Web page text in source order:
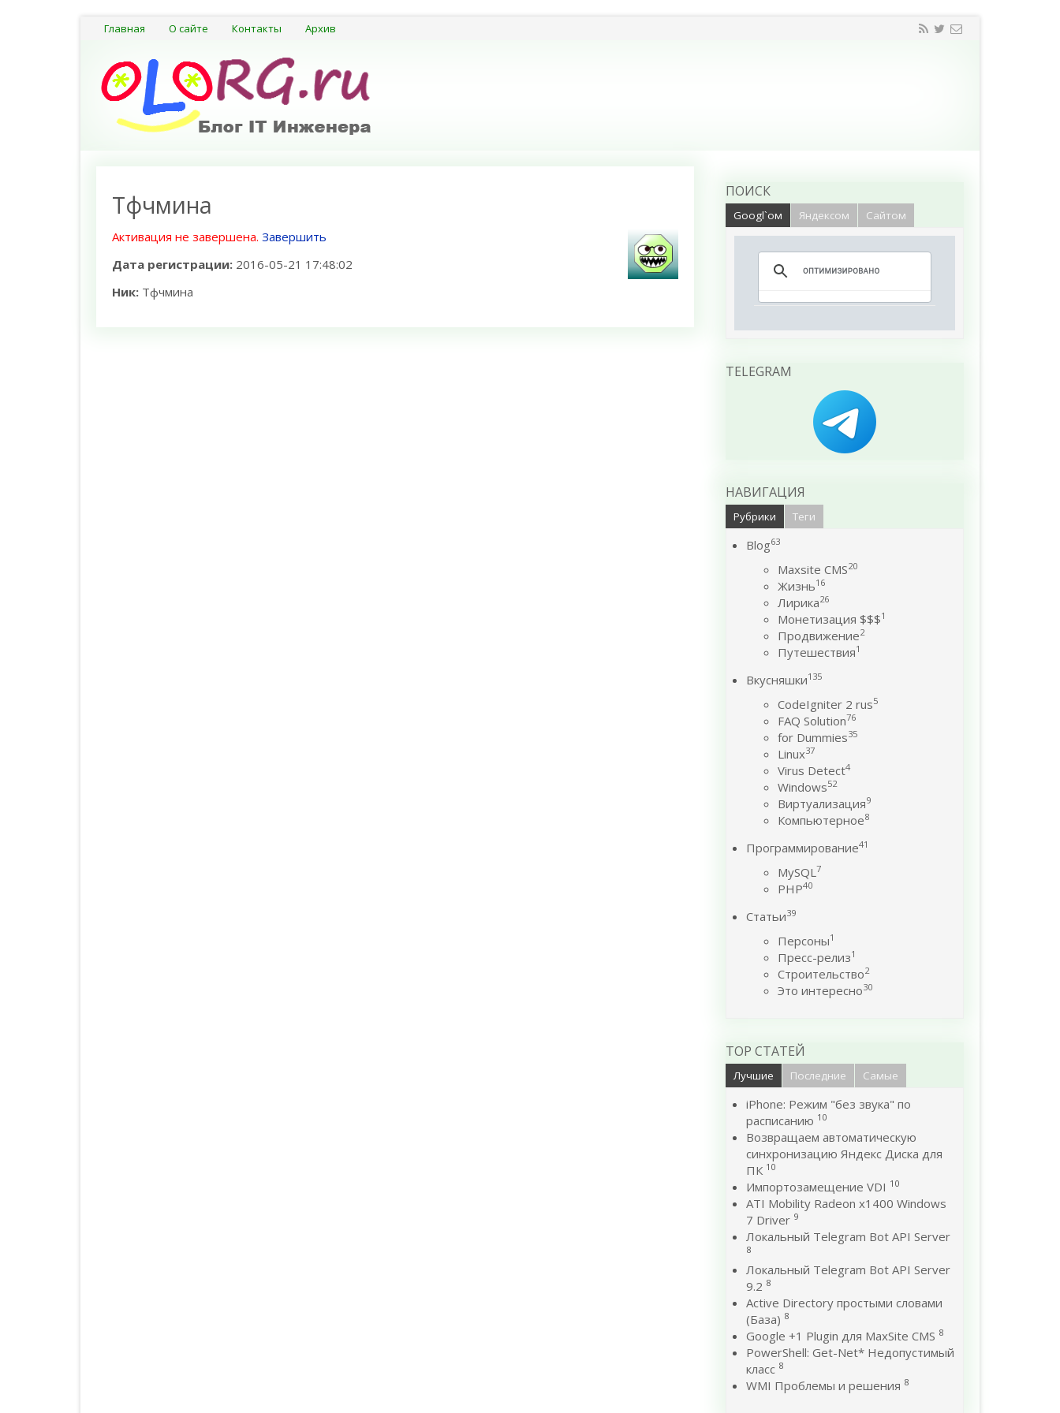
Главная О сайте Контакты Архив
Тфчмина
Активация не завершена. Завершить
Дата регистрации: 2016-05-21 17:48:02
Ник: Тфчмина
ПОИСК
Googl`ом Яндексом Сайтом
TELEGRAM
НАВИГАЦИЯ
Рубрики Теги
Blog63
Maxsite CMS20
Жизнь16
Лирика26
Монетизация $$$1
Продвижение2
Путешествия1
Вкусняшки135
CodeIgniter 2 rus5
FAQ Solution76
for Dummies35
Linux37
Virus Detect4
Windows52
Виртуализация9
Компьютерное8
Программирование41
MySQL7
PHP40
Статьи39
Персоны1
Пресс-релиз1
Строительство2
Это интересно30
TOP СТАТЕЙ
Лучшие Последние Самые
iPhone: Режим "без звука" по
расписанию 10
Возвращаем автоматическую
синхронизацию Яндекс Диска для
ПК 10
Импортозамещение VDI 10
ATI Mobility Radeon x1400 Windows
7 Driver 9
Локальный Telegram Bot API Server
8
Локальный Telegram Bot API Server
9.2 8
Active Directory простыми словами
(База) 8
Google +1 Plugin для MaxSite CMS 8
PowerShell: Get-Net* Недопустимый
класс 8
WMI Проблемы и решения 8